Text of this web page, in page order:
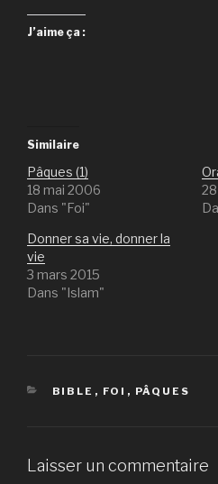
J’aime ça :
Similaire
Pâques (1)
18 mai 2006
Dans "Foi"
Donner sa vie, donner la
vie
3 mars 2015
Dans "Islam"
CATÉGORIES
BIBLE , FOI , PÂQUES
Laisser un commentaire